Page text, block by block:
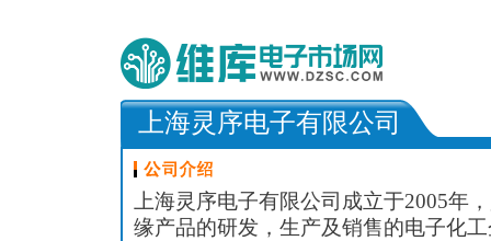
上海灵序电子有限公司
上海灵序电子有限公司成立于2005年
缘产品的研发，生产及销售的电子化